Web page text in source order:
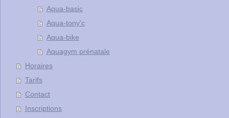
Aqua-basic
Aqua-tony'c
Aqua-bike
Aquagym prénatale
Horaires
Tarifs
Contact
Inscriptions